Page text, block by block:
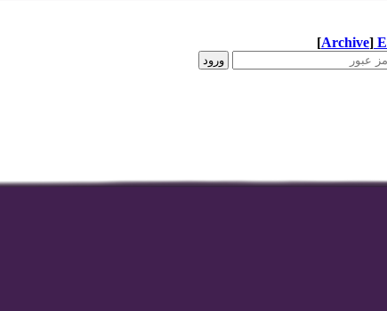
[Archive]